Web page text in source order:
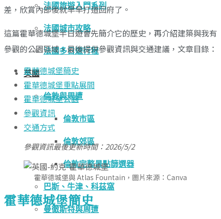
法國旅遊入門系列
法國城市攻略
法國多日遊行程
英國
倫敦與周遭
倫敦市區
倫敦郊區
倫敦完整景點篩選器
巴斯、牛津、科茲窩
曼徹斯特與周遭
差，欣賞內部後就早早打道回府了。
這篇霍華德城堡半日遊會先簡介它的歷史，再介紹建築與我有
參觀的公園區域，最後提供參觀資訊與交通建議，文章目錄：
霍華德城堡簡史
霍華德城堡重點展間
霍華德城堡公園
參觀資訊
交通方式
參觀資訊最後更新時間：2026/5/2
霍華德城堡與 Atlas Fountain，圖片來源：Canva
霍華德城堡簡史